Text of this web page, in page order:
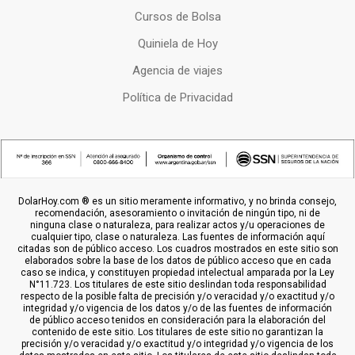
Cursos de Bolsa
Quiniela de Hoy
Agencia de viajes
Política de Privacidad
DolarHoy.com ® es un sitio meramente informativo, y no brinda consejo,
recomendación, asesoramiento o invitación de ningún tipo, ni de
ninguna clase o naturaleza, para realizar actos y/u operaciones de
cualquier tipo, clase o naturaleza. Las fuentes de información aquí
citadas son de público acceso. Los cuadros mostrados en este sitio son
elaborados sobre la base de los datos de público acceso que en cada
caso se indica, y constituyen propiedad intelectual amparada por la Ley
N°11.723. Los titulares de este sitio deslindan toda responsabilidad
respecto de la posible falta de precisión y/o veracidad y/o exactitud y/o
integridad y/o vigencia de los datos y/o de las fuentes de información
de público acceso tenidos en consideración para la elaboración del
contenido de este sitio. Los titulares de este sitio no garantizan la
precisión y/o veracidad y/o exactitud y/o integridad y/o vigencia de los